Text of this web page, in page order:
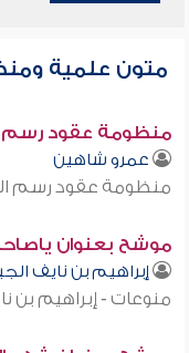
متون علمية
منظومة عقود رسم
عمرو شاهين
منظومة عقود رسم
موشح بعنوان
إبراهيم بن نايف
منوعات - إبراهيم بن